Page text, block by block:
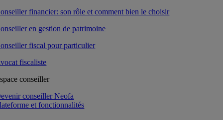
financier: son rôle et comment bien le choisir
en gestion de patrimoine
fiscal pour particulier
fiscaliste
conseiller
conseiller Neofa
et fonctionnalités